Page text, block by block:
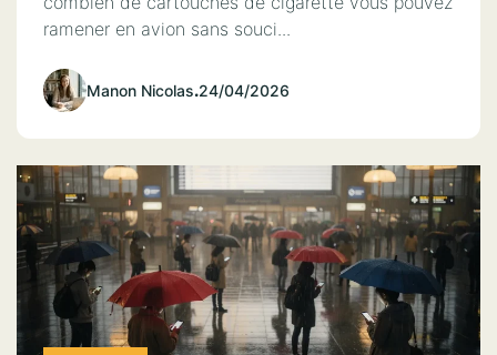
ramener en avion sans souci...
Manon Nicolas.24/04/2026